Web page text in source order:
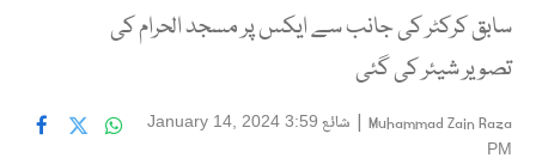
سابق کرکٹر کی جانب سے ایکس پر مسجد الحرام کی
تصویر شیئر کی گئی
Muhammad Zain Raza
| شائع January 14, 2024 3:59
PM